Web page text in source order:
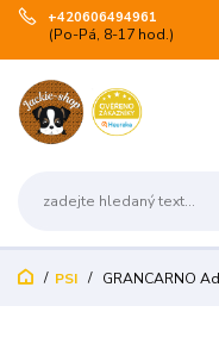
+420606494961
(Po-Pá, 8-17 hod.)
PSI GRANCARNO